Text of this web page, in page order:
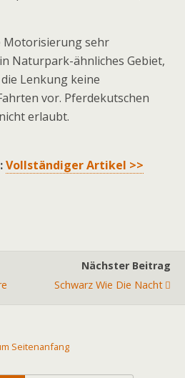
Motorisierung sehr
Naturpark-ähnliches Gebiet,
Lenkung keine
vor. Pferdekutschen
erlaubt.
Vollständiger Artikel >>
Nächster Beitrag
Schwarz Wie Die Nacht
Seitenanfang